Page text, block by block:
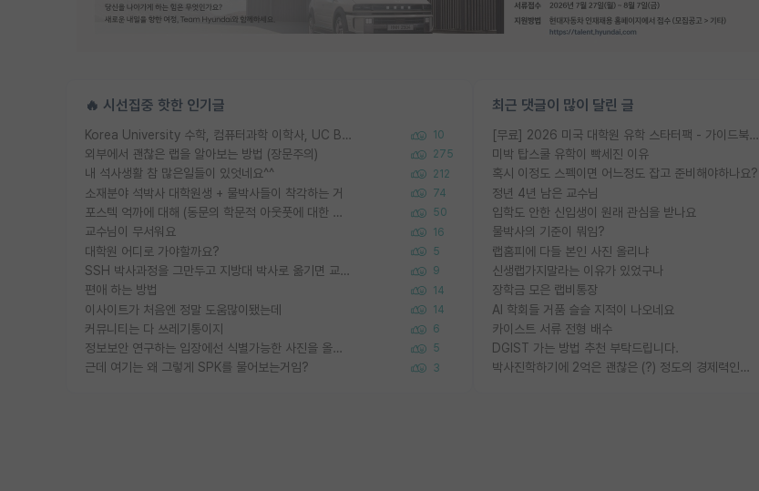
🔥 시선집중 핫한 인기글
Korea University 수학, 컴퓨터과학 이학사, UC Berkeley 산업공학 대학원 공학박사가 되는 것은 쉽지 않겠죠? 10
외부에서 괜찮은 랩을 알아보는 방법 (장문주의) 275
내 석사생활 참 많은일들이 있엇네요^^ 212
소재분야 석박사 대학원생 + 물박사들이 착각하는 거 74
포스텍 억까에 대해 (동문의 학문적 아웃풋에 대한 반박) 50
교수님이 무서워요 16
대학원 어디로 가야할까요? 5
SSH 박사과정을 그만두고 지방대 박사로 옮기면 교수의 꿈은 끝일까요? 9
편애 하는 방법 14
이사이트가 처음엔 정말 도움많이됐는데 14
커뮤니티는 다 쓰레기통이지 6
정보보안 연구하는 입장에선 식별가능한 사진을 올리는건 비추이긴함 5
근데 여기는 왜 그렇게 SPK를 물어보는거임? 3
최근 댓글이 많이 달린 글
[무료] 2026 미국 대학원 유학 스타터팩 - 가이드북 & 합격자 컨택메일 템플릿
미박 탑스쿨 유학이 빡세진 이유
혹시 이정도 스펙이면 어느정도 잡고 준비해야하나요?
정년 4년 남은 교수님
입학도 안한 신입생이 원래 관심을 받나요
물박사의 기준이 뭐임?
랩홈피에 다들 본인 사진 올리냐
신생랩가지말라는 이유가 있었구나
장학금 모은 랩비통장
AI 학회들 거품 슬슬 지적이 나오네요
카이스트 서류 전형 배수
DGIST 가는 방법 추천 부탁드립니다.
박사진학하기에 2억은 괜찮은 (?) 정도의 경제력인가요